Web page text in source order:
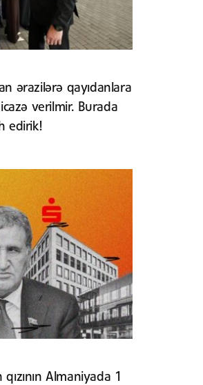
ərazilərə qayıdanlara
verilmir. Burada
edirik!
Almaniyada 1